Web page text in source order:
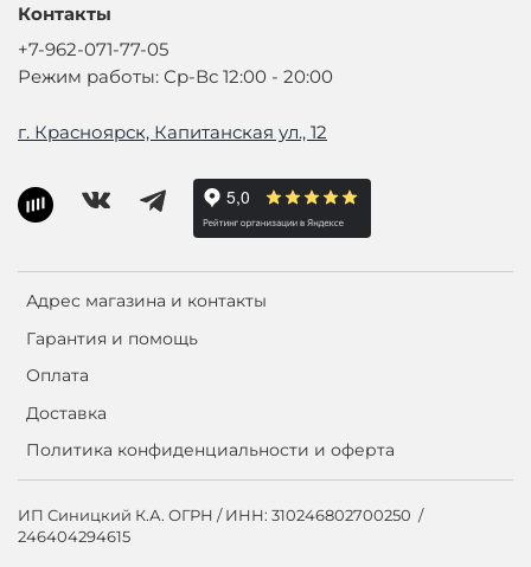
Адрес магазина и контакты
Гарантия и помощь
Оплата
Доставка
Политика конфиденциальности и оферта
Контакты
+7-962-071-77-05
Режим работы: Ср-Вс 12:00 - 20:00
г. Красноярск, Капитанская ул., 12
ИП Синицкий К.А. ОГРН / ИНН: 310246802700250 /
246404294615